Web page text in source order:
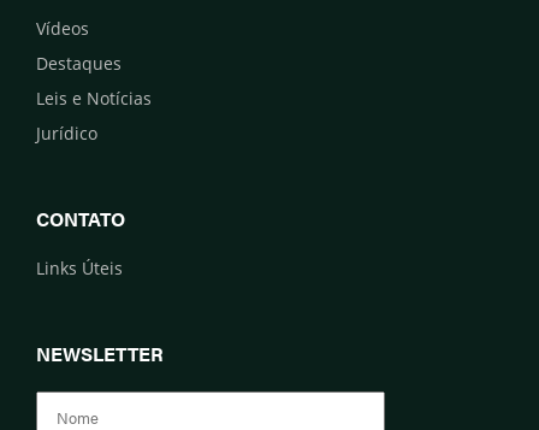
Vídeos
Destaques
Leis e Notícias
Jurídico
CONTATO
Links Úteis
NEWSLETTER